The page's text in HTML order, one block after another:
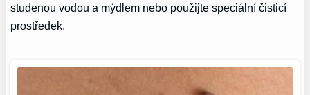
studenou vodou a mýdlem nebo použijte speciální čisticí
prostředek.